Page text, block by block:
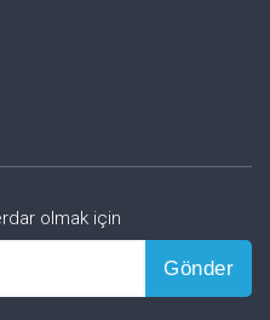
olmak için
Gönder